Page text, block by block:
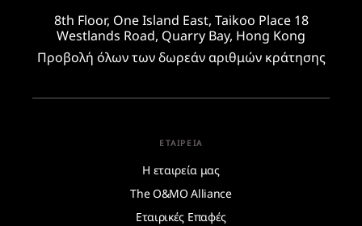
8th Floor, One Island East, Taikoo Place 18
Westlands Road, Quarry Bay, Hong Kong
Προβολή όλων των δωρεάν αριθμών κράτησης
ΕΤΑΙΡΕΊΑ
Η εταιρεία μας
The O&MO Alliance
Εταιρικές Επαφές